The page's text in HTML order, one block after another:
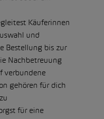
Käuferinnen
und
Bestellung bis zur
Nachbetreuung
verbundene
gehören für dich
für eine